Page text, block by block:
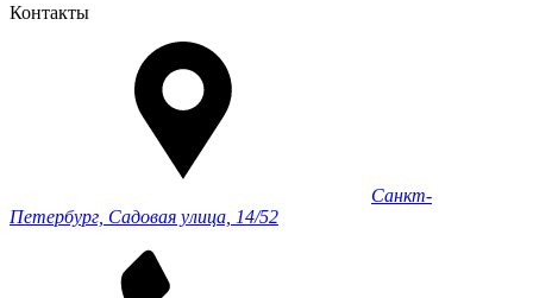
Контакты
Санкт-
Петербург, Садовая улица, 14/52